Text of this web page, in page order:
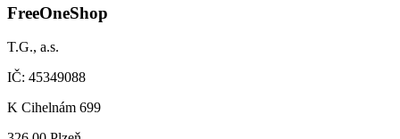
FreeOneShop
T.G., a.s.
IČ: 45349088
K Cihelnám 699